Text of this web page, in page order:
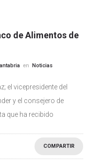
de Alimentos de
en Noticias
el vicepresidente del
y el consejero de
que ha recibido
COMPARTIR